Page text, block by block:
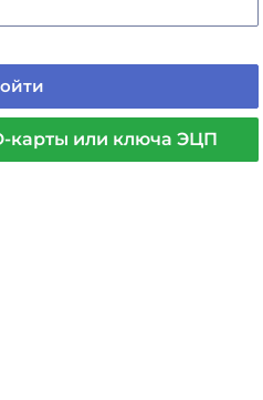
карты или ключа ЭЦП